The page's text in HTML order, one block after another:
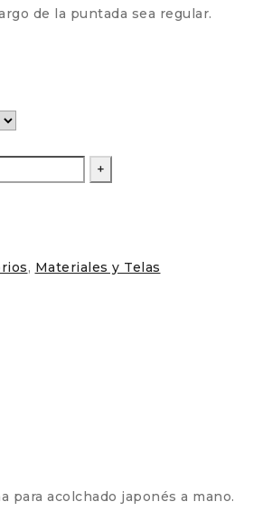
de la puntada sea regular.
, Materiales y Telas
para acolchado japonés a mano.